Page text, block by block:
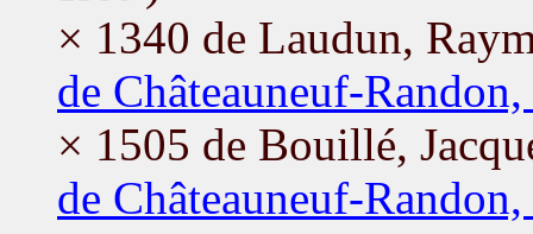
× 1340 de Laudun,
de Châteauneuf-
× 1505 de Bouillé,
de Châteauneuf-